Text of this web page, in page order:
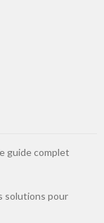
guide complet
solutions pour